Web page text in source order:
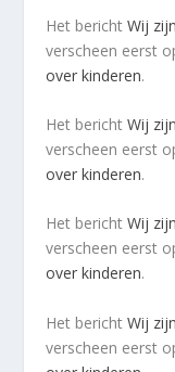
Het berichtWij
verscheen eerst
over kinderen.
Het berichtWij
verscheen eerst
over kinderen.
Het berichtWij
verscheen eerst
over kinderen.
Het berichtWij
verscheen eerst